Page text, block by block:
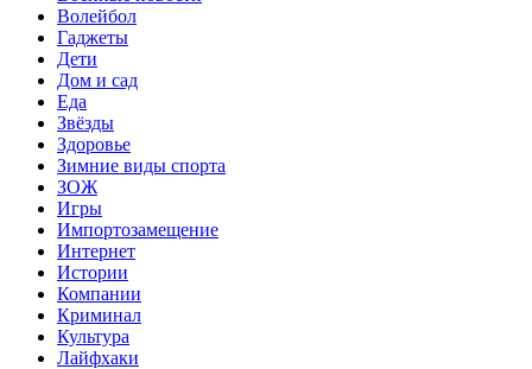
Волейбол
Гаджеты
Дети
Дом и сад
Еда
Звёзды
Здоровье
Зимние виды спорта
ЗОЖ
Игры
Импортозамещение
Интернет
Истории
Компании
Криминал
Культура
Лайфхаки